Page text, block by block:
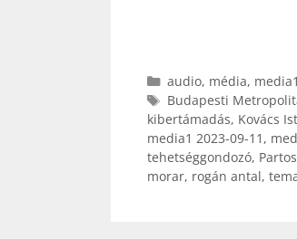
Kategória
audio, média,
Címkék
Budapesti
kibertámadás, Kovács
media1 2023-09-11 ,
tehetséggondozó,
morar, rogán antal,